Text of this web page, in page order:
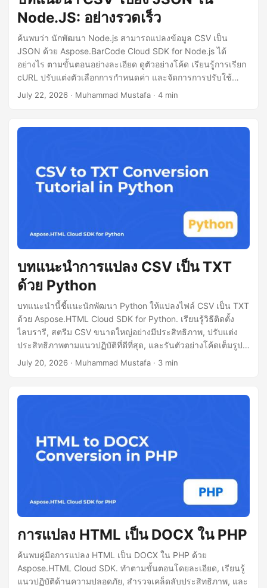
Node.JS: อย่างรวดเร็ว
ค้นพบว่า นักพัฒนา Node.js สามารถแปลงข้อมูล CSV เป็น
JSON ด้วย Aspose.BarCode Cloud SDK for Node.js ได้
อย่างไร ตามขั้นตอนอย่างละเอียด ดูตัวอย่างโค้ด เรียนรู้การเรียก
cURL ปรับแต่งตัวเลือกการกำหนดค่า และจัดการการปรับใช้
สำหรับการประมวลผล CSV ไปเป็น JSON
July 22, 2026 · Muhammad Mustafa · 4 min
บทแนะนำการแปลง CSV เป็น TXT
ด้วย Python
บทแนะนำนี้ชี้แนะนักพัฒนา Python ให้แปลงไฟล์ CSV เป็น TXT
ด้วย Aspose.HTML Cloud SDK for Python. เรียนรู้วิธีติดตั้ง
ไลบรารี, สตรีม CSV ขนาดใหญ่อย่างมีประสิทธิภาพ, ปรับแต่ง
ประสิทธิภาพตามแนวปฏิบัติที่ดีที่สุด, และรันตัวอย่างโค้ดเต็มรูป
แบบโดยไม่ใช้ Pandas.
July 20, 2026 · Muhammad Mustafa · 3 min
การแปลง HTML เป็น DOCX ใน PHP
ค้นพบคู่มือการแปลง HTML เป็น DOCX ใน PHP ด้วย
Aspose.HTML Cloud SDK. ทำตามขั้นตอนโดยละเอียด, เรียนรู้
แนวปฏิบัติด้านความปลอดภัย, สำรวจเคล็ดลับประสิทธิภาพ, และ